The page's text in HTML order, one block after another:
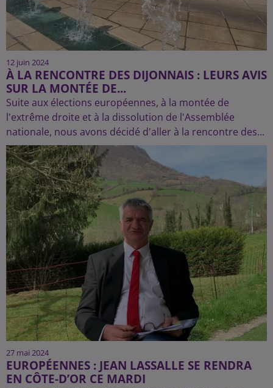
12 juin 2024
À LA RENCONTRE DES DIJONNAIS : LEURS AVIS
SUR LA MONTÉE DE...
Suite aux élections européennes, à la montée de
l'extrême droite et à la dissolution de l'Assemblée
nationale, nous avons décidé d'aller à la rencontre des...
27 mai 2024
EUROPÉENNES : JEAN LASSALLE SE RENDRA
EN CÔTE-D’OR CE MARDI